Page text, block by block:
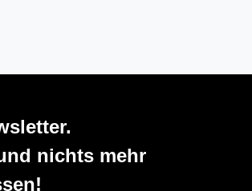
nichts mehr